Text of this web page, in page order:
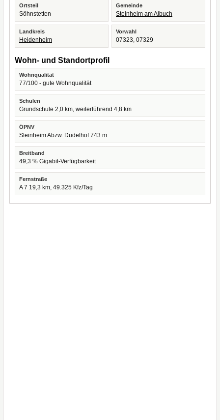
Ortsteil
Söhnstetten
Gemeinde
Steinheim am Albuch
Landkreis
Heidenheim
Vorwahl
07323, 07329
Wohn- und Standortprofil
Wohnqualität
77/100 - gute Wohnqualität
Schulen
Grundschule 2,0 km, weiterführend 4,8 km
ÖPNV
Steinheim Abzw. Dudelhof 743 m
Breitband
49,3 % Gigabit-Verfügbarkeit
Fernstraße
A 7 19,3 km, 49.325 Kfz/Tag